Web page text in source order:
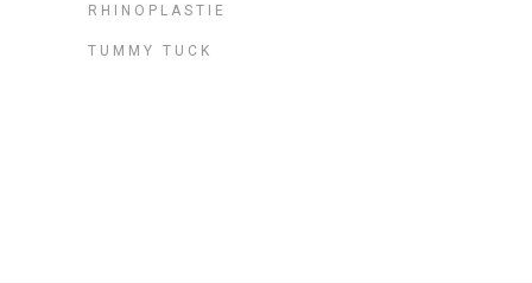
RHINOPLASTIE
TUMMY TUCK